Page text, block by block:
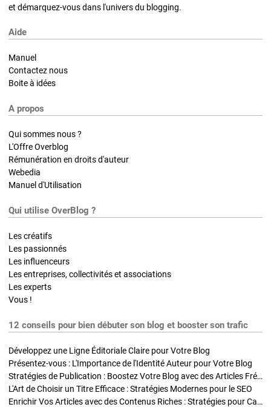
et démarquez-vous dans l'univers du blogging.
Aide
Manuel
Contactez nous
Boite à idées
A propos
Qui sommes nous ?
L'Offre Overblog
Rémunération en droits d'auteur
Webedia
Manuel d'Utilisation
Qui utilise OverBlog ?
Les créatifs
Les passionnés
Les influenceurs
Les entreprises, collectivités et associations
Les experts
Vous !
12 conseils pour bien débuter son blog et booster son trafic
Développez une Ligne Éditoriale Claire pour Votre Blog
Présentez-vous : L'Importance de l'Identité Auteur pour Votre Blog
Stratégies de Publication : Boostez Votre Blog avec des Articles Fréquents et Exclusifs
L'Art de Choisir un Titre Efficace : Stratégies Modernes pour le SEO
Enrichir Vos Articles avec des Contenus Riches : Stratégies pour Captiver et Optimiser